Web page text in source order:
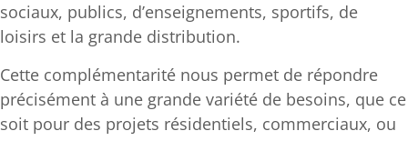
sociaux, publics, d’enseignements, sportifs, de
loisirs et la grande distribution.
Cette complémentarité nous permet de répondre
précisément à une grande variété de besoins, que ce
soit pour des projets résidentiels, commerciaux, ou